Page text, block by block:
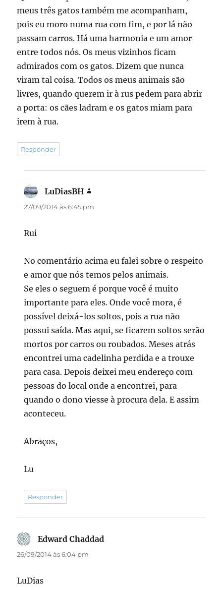
meus três gatos também me acompanham,
pois eu moro numa rua com fim, e por lá não
passam carros. Há uma harmonia e um amor
entre todos nós. Os meus vizinhos ficam
admirados com os gatos. Dizem que nunca
viram tal coisa. Todos os meus animais são
livres, quando querem ir à rus pedem para abrir
a porta: os cães ladram e os gatos miam para
irem à rua.
Responder
LuDiasBH
27/09/2014 às 6:45 pm
Rui
No comentário acima eu falei sobre o respeito
e amor que nós temos pelos animais.
Se eles o seguem é porque você é muito
importante para eles. Onde você mora, é
possível deixá-los soltos, pois a rua não
possui saída. Mas aqui, se ficarem soltos serão
mortos por carros ou roubados. Meses atrás
encontrei uma cadelinha perdida e a trouxe
para casa. Depois deixei meu endereço com
pessoas do local onde a encontrei, para
quando o dono viesse à procura dela. E assim
aconteceu.
Abraços,
Lu
Responder
Edward Chaddad
26/09/2014 às 6:04 pm
LuDias